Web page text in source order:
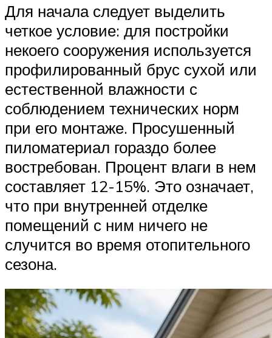
Для начала следует выделить
четкое условие: для постройки
некоего сооружения используется
профилированный брус сухой или
естественной влажности с
соблюдением технических норм
при его монтаже. Просушенный
пиломатериал гораздо более
востребован. Процент влаги в нем
составляет 12-15%. Это означает,
что при внутренней отделке
помещений с ним ничего не
случится во время отопительного
сезона.